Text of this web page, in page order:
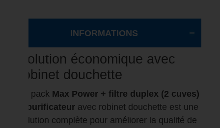
INFORMATIONS
Solution économique avec
robinet douchette
Le pack Max Power + filtre duplex (2 cuves)
+ purificateur avec robinet douchette est une
solution complète pour améliorer la qualité de